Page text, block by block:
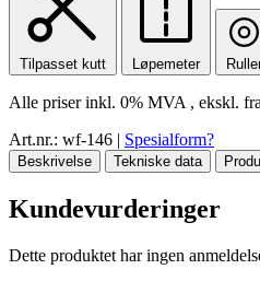
Tilpasset kutt Løpemeter
Alle priser inkl. 0% MVA , ekskl.
Art.nr.: wf-146 | Spesialform?
Beskrivelse Tekniske data
Kundevurderinger
Dette produktet har ingen